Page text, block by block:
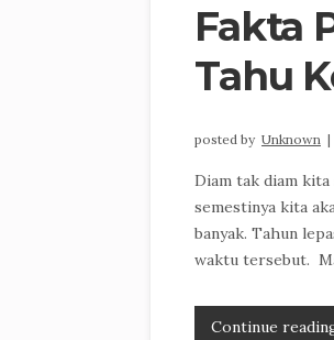
Fakta
Tahu
posted by Unknown |
Diam tak diam kita
semestinya kita
banyak. Tahun
waktu tersebut.
Continue